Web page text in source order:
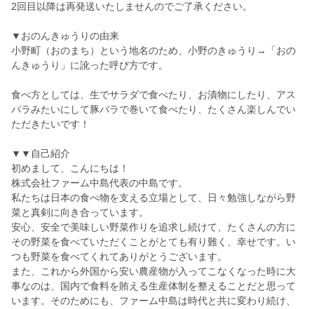
2回目以降は再発送いたしませんのでご了承ください。
▼おのんきゅうりの由来
小野町（おのまち）という地名のため、小野のきゅうり→「おの
んきゅうり」に訛った呼び方です。
食べ方としては、生でサラダで食べたり、お漬物にしたり、アス
パラみたいにして豚バラで巻いて食べたり、たくさん楽しんでい
ただきたいです！
▼▼自己紹介
初めまして、こんにちは！
株式会社ファーム中島代表の中島です。
私たちは日本の食べ物を支える立場として、日々勉強しながら野
菜と真剣に向き合っています。
安心、安全で美味しい野菜作りを追求し続けて、たくさんの方に
その野菜を食べていただくことがとても有り難く、幸せです。い
つも野菜を食べてくれてありがとうございます。
また、これから外国から安い農産物が入ってこなくなった時に大
事なのは、国内で食料を賄える生産体制を整えることだと思って
います。そのためにも、ファーム中島は時代と共に変わり続け、